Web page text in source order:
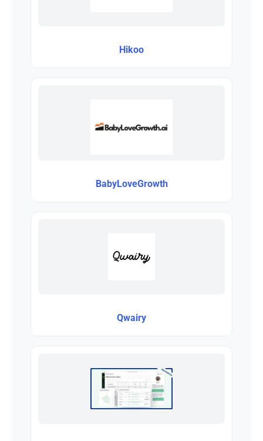
Hikoo
BabyLoveGrowth
Qwairy